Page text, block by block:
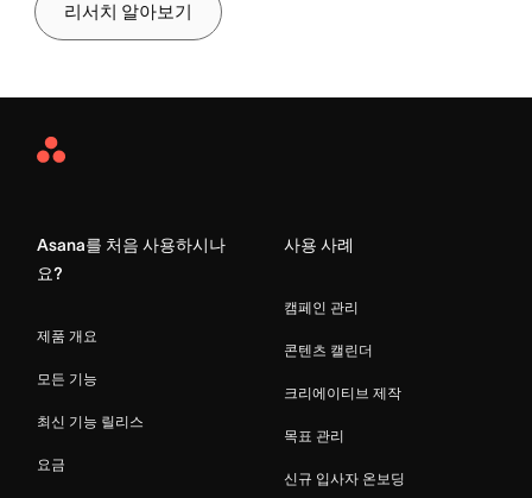
리서치 알아보기
Asana
Asana를 처음 사용하시나
요?
제품 개요
모든 기능
최신 기능 릴리스
요금
사용 사례
캠페인 관리
콘텐츠 캘린더
크리에이티브 제작
목표 관리
신규 입사자 온보딩